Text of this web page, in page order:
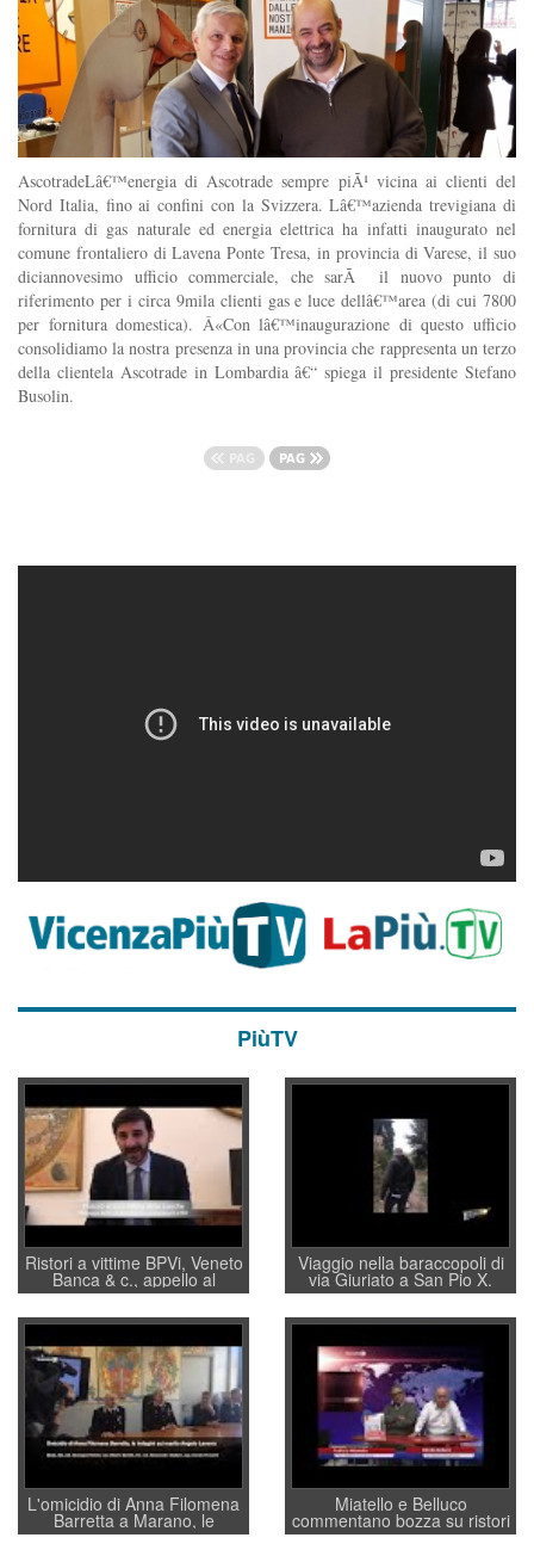
AscotradeLâ€™energia di Ascotrade sempre piÃ¹ vicina ai clienti del
Nord Italia, fino ai confini con la Svizzera. Lâ€™azienda trevigiana di
fornitura di gas naturale ed energia elettrica ha infatti inaugurato nel
comune frontaliero di Lavena Ponte Tresa, in provincia di Varese, il suo
diciannovesimo ufficio commerciale, che sarÃ il nuovo punto di
riferimento per i circa 9mila clienti gas e luce dellâ€™area (di cui 7800
per fornitura domestica). Â«Con lâ€™inaugurazione di questo ufficio
consolidiamo la nostra presenza in una provincia che rappresenta un terzo
della clientela Ascotrade in Lombardia â€“ spiega il presidente Stefano
Busolin.
PiùTV
Ristori a vittime BPVi, Veneto
Banca & c., appello al
sottosegretario Alessio
Villarosa: per mettere ordine
convochi con Di Maio CNCU
a supporto della cabina di
regia al Mef
Viaggio nella baraccopoli di
via Giuriato a San Pio X.
Vicenza ai Vicentini: “faremo
un regalo di Natale ai
residenti”
L'omicidio di Anna Filomena
Barretta a Marano, le
indagini dei carabinieri di
Miatello e Belluco
commentano bozza su ristori
BPVi e Veneto Banca